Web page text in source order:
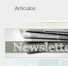
Artículos